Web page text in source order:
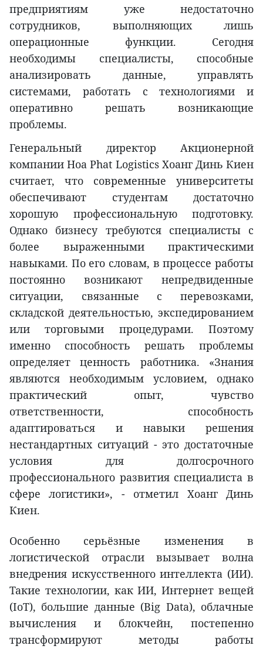
предприятиям уже недостаточно
сотрудников, выполняющих лишь
операционные функции. Сегодня
необходимы специалисты, способные
анализировать данные, управлять
системами, работать с технологиями и
оперативно решать возникающие
проблемы.
Генеральный директор Акционерной
компании Hоa Phаt Logistics Хоанг Динь Киен
считает, что современные университеты
обеспечивают студентам достаточно
хорошую профессиональную подготовку.
Однако бизнесу требуются специалисты с
более выраженными практическими
навыками. По его словам, в процессе работы
постоянно возникают непредвиденные
ситуации, связанные с перевозками,
складской деятельностью, экспедированием
или торговыми процедурами. Поэтому
именно способность решать проблемы
определяет ценность работника. «Знания
являются необходимым условием, однако
практический опыт, чувство
ответственности, способность
адаптироваться и навыки решения
нестандартных ситуаций - это достаточные
условия для долгосрочного
профессионального развития специалиста в
сфере логистики», - отметил Хоанг Динь
Киен.
Особенно серьёзные изменения в
логистической отрасли вызывает волна
внедрения искусственного интеллекта (ИИ).
Такие технологии, как ИИ, Интернет вещей
(IoT), большие данные (Big Data), облачные
вычисления и блокчейн, постепенно
трансформируют методы работы